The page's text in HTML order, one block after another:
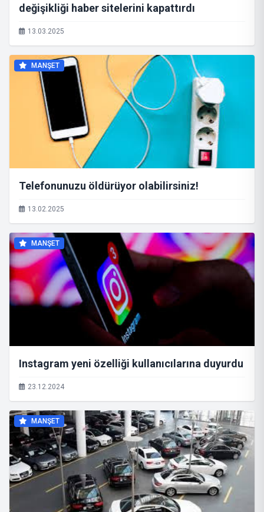
değişikliği haber sitelerini kapattırdı
13.03.2025
MANŞET
Telefonunuzu öldürüyor olabilirsiniz!
13.02.2025
MANŞET
Instagram yeni özelliği kullanıcılarına duyurdu
23.12.2024
MANŞET